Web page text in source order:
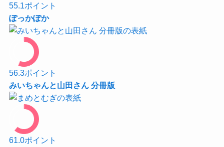
55.1 ポイント
ぽっかぽか
56.3ポイント
みいちゃんと山田さん 分冊版
61.0ポイント